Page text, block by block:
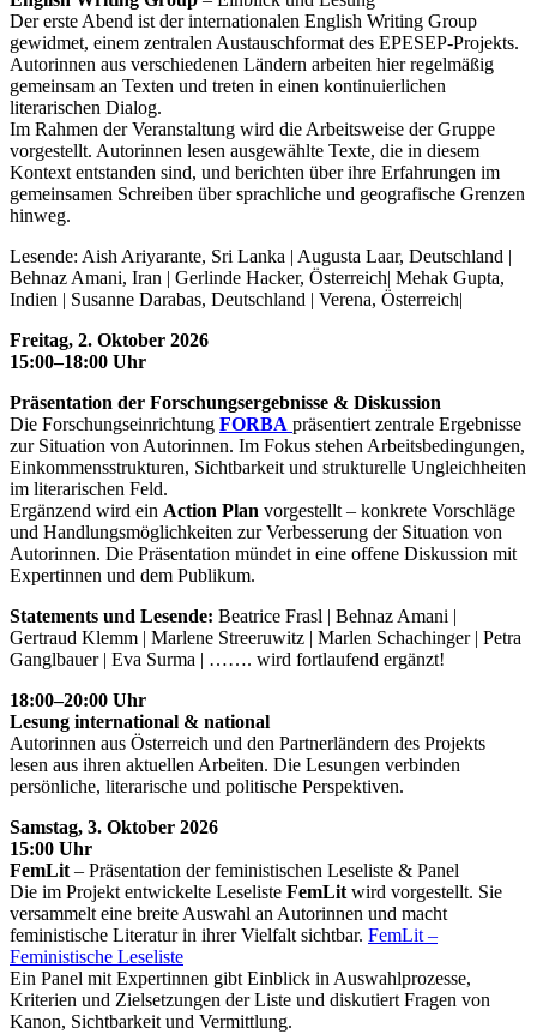
Der erste Abend ist der internationalen English Writing Group
gewidmet, einem zentralen Austauschformat des EPESEP-Projekts.
Autorinnen aus verschiedenen Ländern arbeiten hier regelmäßig
gemeinsam an Texten und treten in einen kontinuierlichen
literarischen Dialog.
Im Rahmen der Veranstaltung wird die Arbeitsweise der Gruppe
vorgestellt. Autorinnen lesen ausgewählte Texte, die in diesem
Kontext entstanden sind, und berichten über ihre Erfahrungen im
gemeinsamen Schreiben über sprachliche und geografische Grenzen
hinweg.
Lesende: Aish Ariyarante, Sri Lanka | Augusta Laar, Deutschland |
Behnaz Amani, Iran | Gerlinde Hacker, Österreich| Mehak Gupta,
Indien | Susanne Darabas, Deutschland | Verena, Österreich|
Freitag, 2. Oktober 2026
15:00–18:00 Uhr
Präsentation der Forschungsergebnisse & Diskussion
Die Forschungseinrichtung FORBA präsentiert zentrale Ergebnisse
zur Situation von Autorinnen. Im Fokus stehen Arbeitsbedingungen,
Einkommensstrukturen, Sichtbarkeit und strukturelle Ungleichheiten
im literarischen Feld.
Ergänzend wird ein Action Plan vorgestellt – konkrete Vorschläge
und Handlungsmöglichkeiten zur Verbesserung der Situation von
Autorinnen. Die Präsentation mündet in eine offene Diskussion mit
Expertinnen und dem Publikum.
Statements und Lesende: Beatrice Frasl | Behnaz Amani |
Gertraud Klemm | Marlene Streeruwitz | Marlen Schachinger | Petra
Ganglbauer | Eva Surma | ……. wird fortlaufend ergänzt!
18:00–20:00 Uhr
Lesung international & national
Autorinnen aus Österreich und den Partnerländern des Projekts
lesen aus ihren aktuellen Arbeiten. Die Lesungen verbinden
persönliche, literarische und politische Perspektiven.
Samstag, 3. Oktober 2026
15:00 Uhr
FemLit – Präsentation der feministischen Leseliste & Panel
Die im Projekt entwickelte Leseliste FemLit wird vorgestellt. Sie
versammelt eine breite Auswahl an Autorinnen und macht
feministische Literatur in ihrer Vielfalt sichtbar. FemLit –
Feministische Leseliste
Ein Panel mit Expertinnen gibt Einblick in Auswahlprozesse,
Kriterien und Zielsetzungen der Liste und diskutiert Fragen von
Kanon, Sichtbarkeit und Vermittlung.